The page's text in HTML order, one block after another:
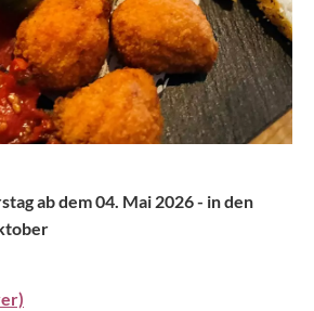
ab dem 04. Mai 2026 - in den